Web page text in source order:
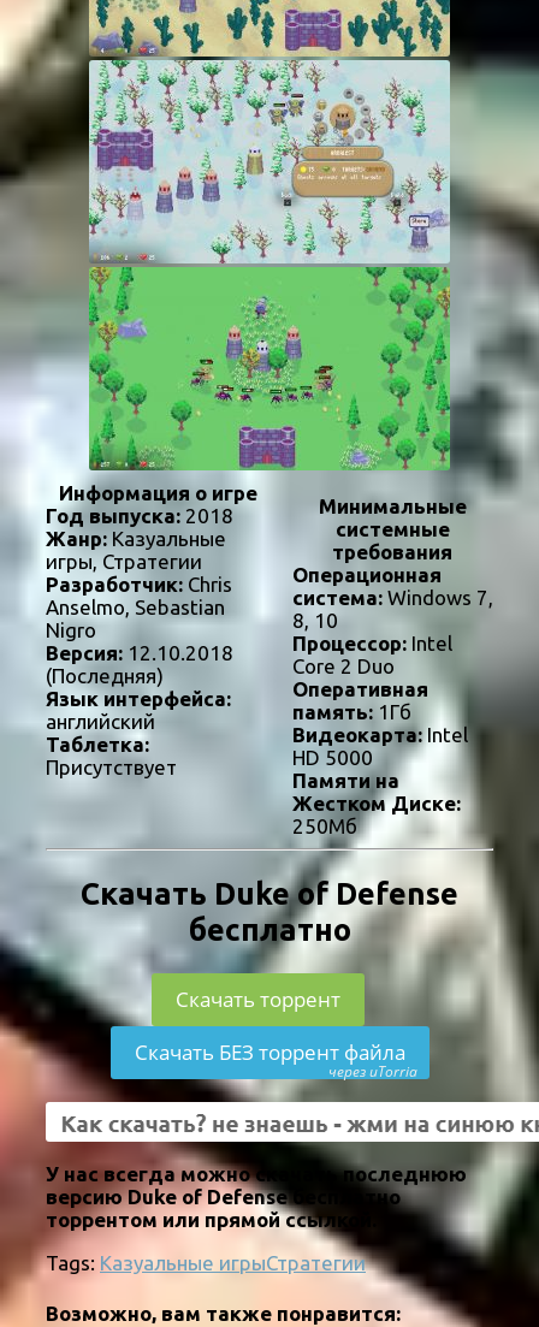
Информация о игре
Год выпуска: 2018
Жанр: Казуальные
игры, Стратегии
Разработчик: Chris
Anselmo, Sebastian
Nigro
Версия: 12.10.2018
(Последняя)
Язык интерфейса:
английский
Таблетка:
Присутствует
Минимальные
системные
требования
Операционная
система:Windows 7,
8, 10
Процессор:Intel
Core 2 Duo
Оперативная
память:1Гб
Видеокарта:Intel
HD 5000
Памяти на
Жестком Диске:
250Мб
Скачать Duke of Defense
бесплатно
Скачать торрент
Скачать БЕЗ торрент файла
через uTorria
У нас всегда можно скачать последнюю
версию Duke of Defense бесплатно
торрентом или прямой ссылкой.
Tags: Казуальные игрыСтратегии
Возможно, вам также понравится: